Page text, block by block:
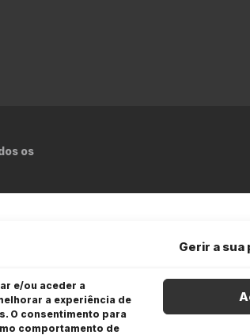
Gerir a sua
e/ou aceder a
a experiência de
O consentimento para
comportamento de
os